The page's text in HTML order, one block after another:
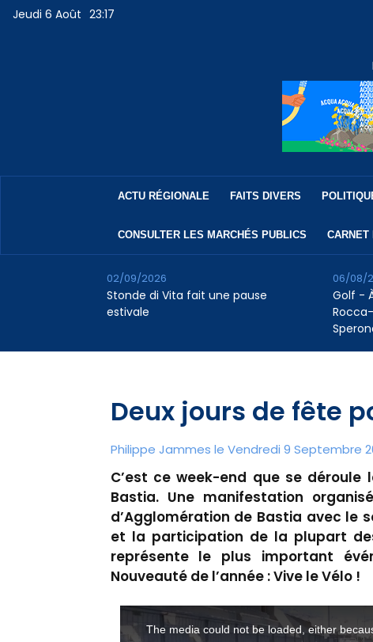
Jeudi 6 Août 23:17
ACTU RÉGIONALE FAITS DIVERS
CONSULTER LES MARCHÉS PUBLICS CARNET
Stonde di Vita fait une pause
estivale
02/09/2026
Golf -
06/08/
Deux jours de fête
Philippe Jammes le Vendredi 9 Septembre
C’est ce week-end que se
Bastia. Une manifestation
d’Agglomération de Bastia avec le
et la participation de la plupart
représente le plus important
Nouveauté de l’année : Vive le Vélo !